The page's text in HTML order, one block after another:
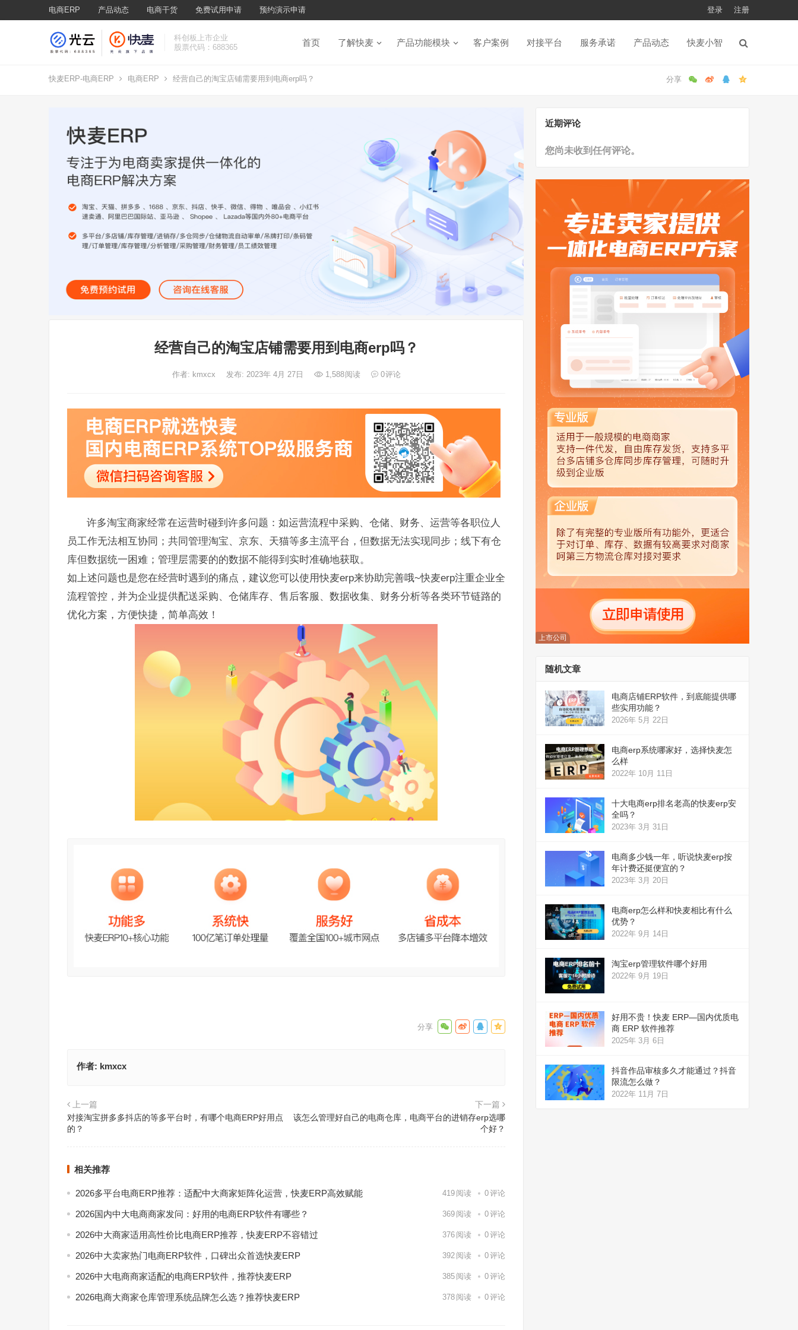
电商ERP 产品动态 电商干货 免费试用申请 预约演示申请 登录 注册
科创板上市企业
股票代码：688365
首页 了解快麦 产品功能模块 客户案例 对接平台 服务承诺 产品动态 快麦小智
快麦ERP-电商ERP 电商ERP 经营自己的淘宝店铺需要用到电商erp吗？
经营自己的淘宝店铺需要用到电商erp吗？
作者: kmxcx 发布: 2023年 4月 27日 1,588阅读 0评论
许多淘宝商家经常在运营时碰到许多问题：如运营流程中采购、仓储、财务、运营等各职位人
员工作无法相互协同；共同管理淘宝、京东、天猫等多主流平台，但数据无法实现同步；线下有仓
库但数据统一困难；管理层需要的的数据不能得到实时准确地获取。
如上述问题也是您在经营时遇到的痛点，建议您可以使用快麦erp来协助完善哦~快麦erp注重企业全
流程管控，并为企业提供配送采购、仓储库存、售后客服、数据收集、财务分析等各类环节链路的
优化方案，方便快捷，简单高效！
作者: kmxcx
上一篇
对接淘宝拼多多抖店的等多平台时，有哪个电商ERP好用点
的？
下一篇
该怎么管理好自己的电商仓库，电商平台的进销存erp选哪
个好？
相关推荐
2026多平台电商ERP推荐：适配中大商家矩阵化运营，快麦ERP高效赋能 419 阅读 0评论
2026国内中大电商商家发问：好用的电商ERP软件有哪些？ 369 阅读 0评论
2026中大商家适用高性价比电商ERP推荐，快麦ERP不容错过 376 阅读 0评论
2026中大卖家热门电商ERP软件，口碑出众首选快麦ERP 392 阅读 0评论
2026中大电商商家适配的电商ERP软件，推荐快麦ERP 385 阅读 0评论
2026电商大商家仓库管理系统品牌怎么选？推荐快麦ERP 378 阅读 0评论
近期评论
您尚未收到任何评论。
上市公司
随机文章
电商店铺ERP软件，到底能提供哪
些实用功能？
2026年 5月 22日
电商erp系统哪家好，选择快麦怎
么样
2022年 10月 11日
十大电商erp排名老高的快麦erp安
全吗？
2023年 3月 31日
电商多少钱一年，听说快麦erp按
年计费还挺便宜的？
2023年 3月 20日
电商erp怎么样和快麦相比有什么
优势？
2022年 9月 14日
淘宝erp管理软件哪个好用
2022年 9月 19日
好用不贵！快麦 ERP—国内优质电
商 ERP 软件推荐
2025年 3月 6日
抖音作品审核多久才能通过？抖音
限流怎么做？
2022年 11月 7日